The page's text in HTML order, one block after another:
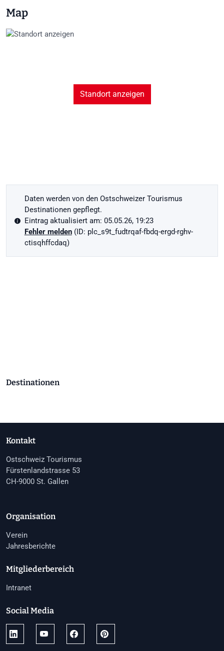
Map
Standort anzeigen
Daten werden von den Ostschweizer Tourismus
Destinationen gepflegt.
Eintrag aktualisiert am: 05.05.26, 19:23
Fehler melden(ID: plc_s9t_fudtrqaf-fbdq-ergd-rghv-
ctisqhffcdaq)
Destinationen
Kontakt
Ostschweiz Tourismus
Fürstenlandstrasse 53
CH-9000 St. Gallen
Organisation
Verein
Jahresberichte
Mitgliederbereich
Intranet
Social Media